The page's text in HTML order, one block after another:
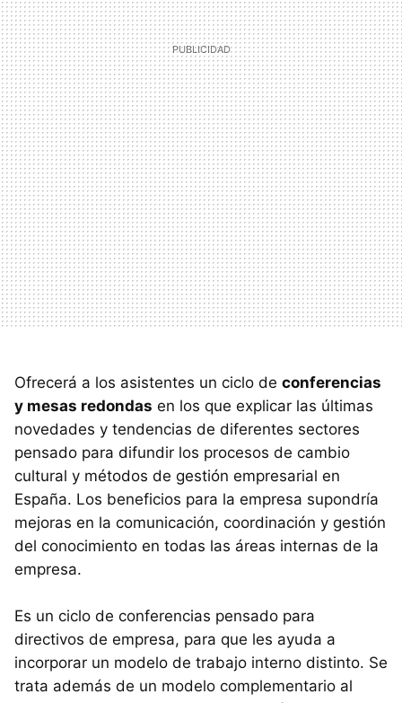
Ofrecerá a los asistentes un ciclo de conferencias
y mesas redondas en los que explicar las últimas
novedades y tendencias de diferentes sectores
pensado para difundir los procesos de cambio
cultural y métodos de gestión empresarial en
España. Los beneficios para la empresa supondría
mejoras en la comunicación, coordinación y gestión
del conocimiento en todas las áreas internas de la
empresa.
Es un ciclo de conferencias pensado para
directivos de empresa, para que les ayuda a
incorporar un modelo de trabajo interno distinto. Se
trata además de un modelo complementario al